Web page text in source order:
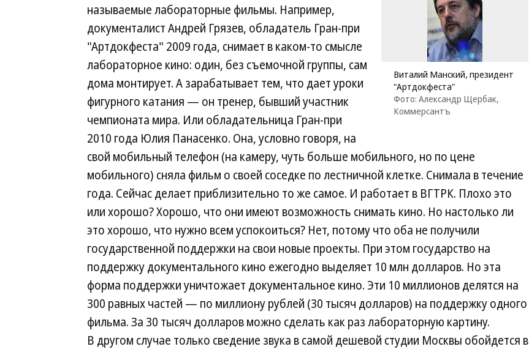
Виталий Манский, президент
"Артдокфеста"
Фото: Александр Щербак,
Коммерсантъ
называемые лабораторные фильмы. Например,
документалист Андрей Грязев, обладатель Гран-при
"Артдокфеста" 2009 года, снимает в каком-то смысле
лабораторное кино: один, без съемочной группы, сам
дома монтирует. А зарабатывает тем, что дает уроки
фигурного катания — он тренер, бывший участник
чемпионата мира. Или обладательница Гран-при
2010 года Юлия Панасенко. Она, условно говоря, на
свой мобильный телефон (на камеру, чуть больше мобильного, но по цене
мобильного) сняла фильм о своей соседке по лестничной клетке. Снимала в течение
года. Сейчас делает приблизительно то же самое. И работает в ВГТРК. Плохо это
или хорошо? Хорошо, что они имеют возможность снимать кино. Но настолько ли
это хорошо, что нужно всем успокоиться? Нет, потому что оба не получили
государственной поддержки на свои новые проекты. При этом государство на
поддержку документального кино ежегодно выделяет 10 млн долларов. Но эта
форма поддержки уничтожает документальное кино. Эти 10 миллионов делятся на
300 равных частей — по миллиону рублей (30 тысяч долларов) на поддержку одного
фильма. За 30 тысяч долларов можно сделать как раз лабораторную картину.
В другом случае только сведение звука в самой дешевой студии Москвы обойдется в